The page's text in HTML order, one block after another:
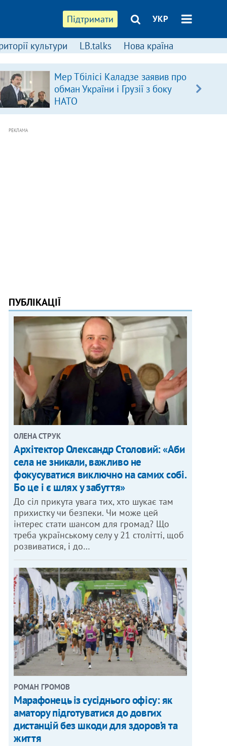
Підтримати УКР
культури LB.talks Нова країна
Мер Тбілісі Каладзе заявив про
обман України і Грузії з боку
НАТО
РЕКЛАМА
ПУБЛІКАЦІЇ
ОЛЕНА СТРУК
Архітектор Олександр Столовий: «Аби
села не зникали, важливо не
фокусуватися виключно на самих собі.
Бо це і є шлях у забуття»
До сіл прикута увага тих, хто шукає там
прихистку чи безпеки. Чи може цей
інтерес стати шансом для громад? Що
треба українському селу у 21 столітті, щоб
розвиватися, і до…
РОМАН ГРОМОВ
Марафонець із сусіднього офісу: як
аматору підготуватися до довгих
дистанцій без шкоди для здоров’я та
життя